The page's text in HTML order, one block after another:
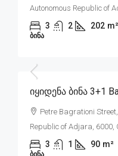
Autonomous Republic of
3 2 202 m²
ᲑᲘᲜᲐ
Იყიდენა Ბინა 3+1
Petre Bagrationi
Republic of Adjara, 6000,
3 1 90 m²